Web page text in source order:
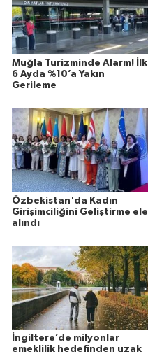
Muğla Turizminde Alarm! İlk
6 Ayda %10’a Yakın
Gerileme
Özbekistan'da Kadın
Girişimciliğini Geliştirme ele
alındı
İngiltere’de milyonlar
emeklilik hedefinden uzak